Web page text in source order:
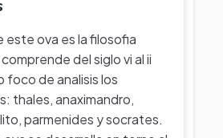
este ova es la filosofia
del siglo vi al ii
foco de analisis los
thales, anaximandro,
parmenides y socrates.